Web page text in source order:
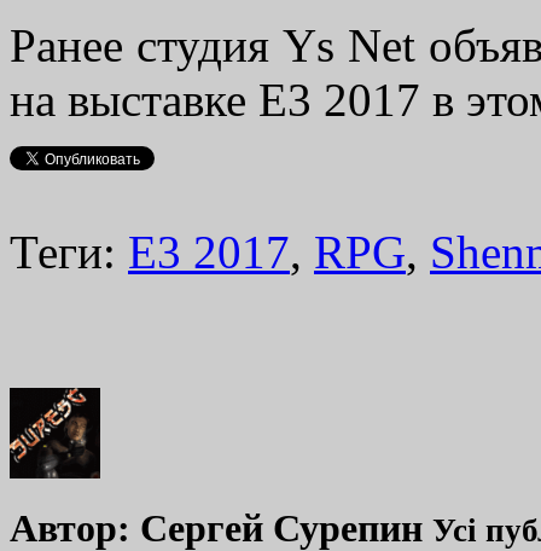
Ранее студия Ys Net
на выставке E3 2017 в
Теги: E3 2017, RPG,
Автор: Сергей Сурепин Усі